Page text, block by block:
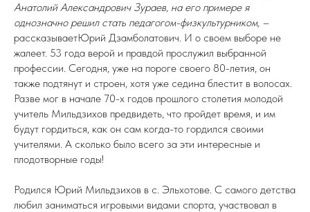
Анатолий Александрович Зураев, на его примере я
однозначно решил стать педагогом-физкультурником, –
рассказываетЮрий Дзамболатович. И о своем выборе не
жалеет. 53 года верой и правдой прослужил выбранной
профессии. Сегодня, уже на пороге своего 80-летия, он
также подтянут и строен, хотя уже седина блестит в волосах.
Разве мог в начале 70-х годов прошлого столетия молодой
учитель Мильдзихов предвидеть, что пройдет время, и им
будут гордиться, как он сам когда-то гордился своими
учителями. А сколько было всего за эти интересные и
плодотворные годы!
Родился Юрий Мильдзихов в с. Эльхотове. С самого детства
любил заниматься игровыми видами спорта, участвовал в